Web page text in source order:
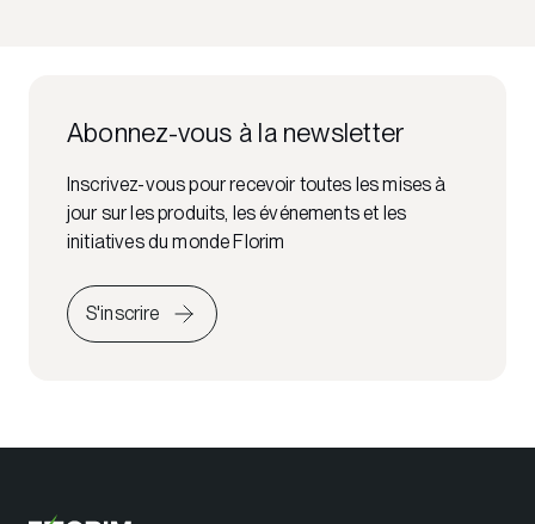
Abonnez-vous à la newsletter
Inscrivez-vous pour recevoir toutes les mises à
jour sur les produits, les événements et les
initiatives du monde Florim
S'inscrire